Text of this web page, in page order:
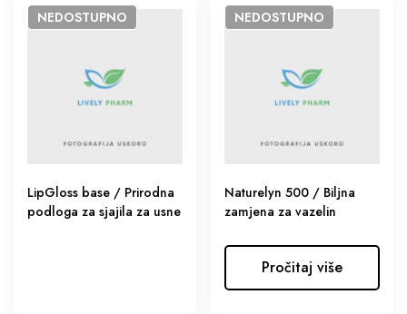
NEDOSTUPNO
LipGloss base / Prirodna
podloga za sjajila za usne
NEDOSTUPNO
Naturelyn 500 / Biljna
zamjena za vazelin
Pročitaj više